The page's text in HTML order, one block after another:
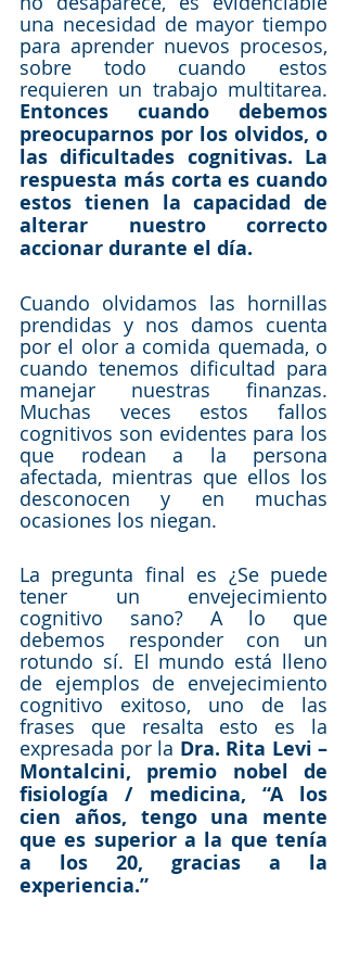
una necesidad de mayor tiempo
para aprender nuevos procesos,
sobre todo cuando estos
Entonces cuando debemos
preocuparnos por los olvidos, o
las dificultades cognitivas. La
respuesta más corta es cuando
estos tienen la capacidad de
alterar nuestro correcto
accionar durante el día.
Cuando olvidamos las hornillas
prendidas y nos damos cuenta
por el olor a comida quemada, o
cuando tenemos dificultad para
manejar nuestras finanzas.
Muchas veces estos fallos
cognitivos son evidentes para los
que rodean a la persona
afectada, mientras que ellos los
desconocen y en muchas
ocasiones los niegan.
La pregunta final es ¿Se puede
tener un envejecimiento
cognitivo sano? A lo que
debemos responder con un
rotundo sí. El mundo está lleno
de ejemplos de envejecimiento
cognitivo exitoso, uno de las
frases que resalta esto es la
expresada por la Dra. Rita Levi –
Montalcini, premio nobel de
fisiología / medicina, “A los
cien años, tengo una mente
que es superior a la que tenía
a los 20, gracias a la
experiencia.”